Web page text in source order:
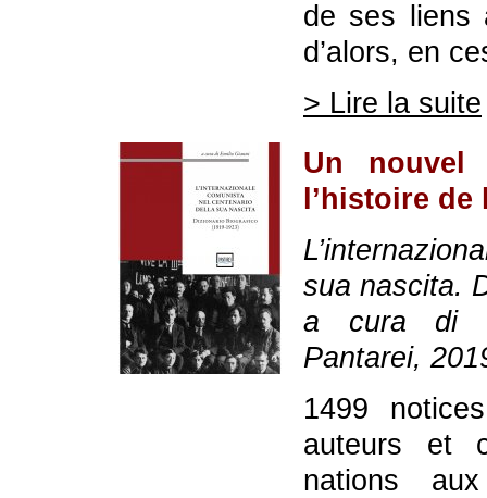
de ses liens
d’alors, en
> Lire la suite
Un nouvel
l’histoire de
sua nascita.
a cura di
Pantarei,
1499
auteurs et
nations